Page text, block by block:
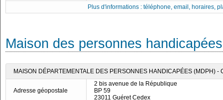
Plus d'informations : téléphone, email, horaires,
Maison des personnes
MAISON DÉPARTEMENTALE DES PERSONNES HANDICAPÉES (MDPH) -
Adresse géopostale
2 bis avenue de la République
BP 59
23011 Guéret Cedex